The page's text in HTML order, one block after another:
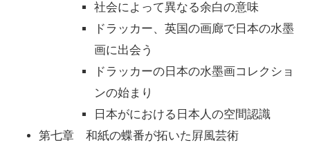
社会によって異なる余白の意味
ドラッカー、英国の画廊で日本の水墨
画に出会う
ドラッカーの日本の水墨画コレクショ
ンの始まり
日本がにおける日本人の空間認識
第七章 和紙の蝶番が拓いた屛風芸術